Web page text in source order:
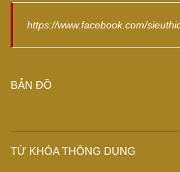
https://www.facebook.com/
BẢN ĐỒ
TỪ KHÓA THÔNG DỤNG